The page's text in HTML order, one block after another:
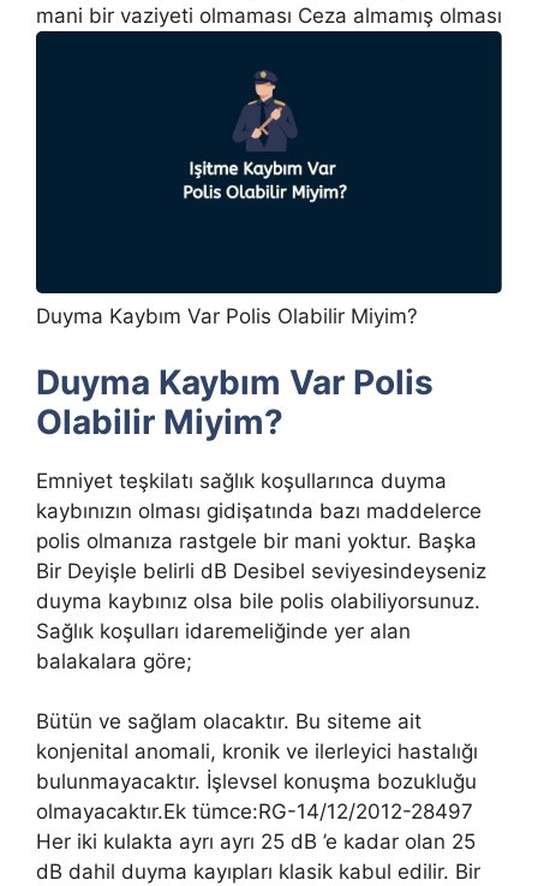
mani bir vaziyeti olmaması Ceza almamış olması
Duyma Kaybım Var Polis Olabilir Miyim?
Duyma Kaybım Var Polis
Olabilir Miyim?
Emniyet teşkilatı sağlık koşullarınca duyma
kaybınızın olması gidişatında bazı maddelerce
polis olmanıza rastgele bir mani yoktur. Başka
Bir Deyişle belirli dB Desibel seviyesindeyseniz
duyma kaybınız olsa bile polis olabiliyorsunuz.
Sağlık koşulları idaremeliğinde yer alan
balakalara göre;
Bütün ve sağlam olacaktır. Bu siteme ait
konjenital anomali, kronik ve ilerleyici hastalığı
bulunmayacaktır. İşlevsel konuşma bozukluğu
olmayacaktır.Ek tümce:RG-14/12/2012-28497
Her iki kulakta ayrı ayrı 25 dB ’e kadar olan 25
dB dahil duyma kayıpları klasik kabul edilir. Bir